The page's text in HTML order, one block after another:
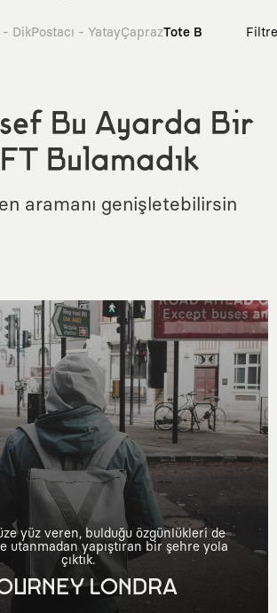
- DikPostacı - YatayÇaprazTote Bag Filtre
Bu Ayarda Bir
Bulamadık
aramanı genişletebilirsin
yüz veren, bulduğu özgünlükleri de
utanmadan yapıştıran bir şehre yola
çıktık.
LONDRA